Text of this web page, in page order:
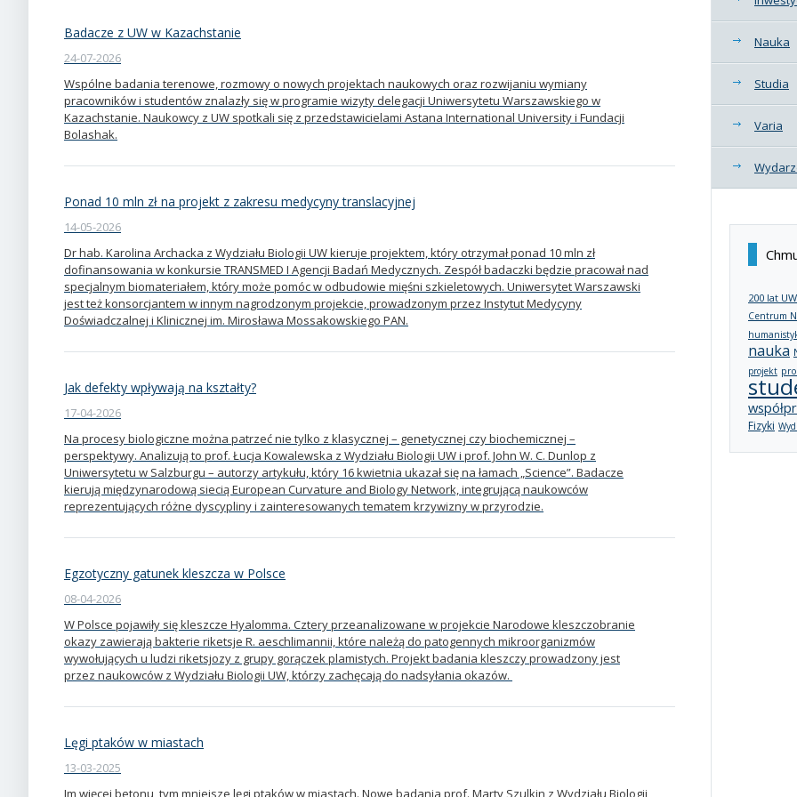
Badacze z UW w Kazachstanie
24-07-2026
Wspólne badania terenowe, rozmowy o nowych projektach naukowych oraz rozwijaniu wymiany
pracowników i studentów znalazły się w programie wizyty delegacji Uniwersytetu Warszawskiego w
Kazachstanie. Naukowcy z UW spotkali się z przedstawicielami Astana International University i Fundacji
Bolashak.
Ponad 10 mln zł na projekt z zakresu medycyny translacyjnej
14-05-2026
Dr hab. Karolina Archacka z Wydziału Biologii UW kieruje projektem, który otrzymał ponad 10 mln zł
dofinansowania w konkursie TRANSMED I Agencji Badań Medycznych. Zespół badaczki będzie pracował nad
specjalnym biomateriałem, który może pomóc w odbudowie mięśni szkieletowych. Uniwersytet Warszawski
jest też konsorcjantem w innym nagrodzonym projekcie, prowadzonym przez Instytut Medycyny
Doświadczalnej i Klinicznej im. Mirosława Mossakowskiego PAN.
Jak defekty wpływają na kształty?
17-04-2026
Na procesy biologiczne można patrzeć nie tylko z klasycznej – genetycznej czy biochemicznej –
perspektywy. Analizują to prof. Łucja Kowalewska z Wydziału Biologii UW i prof. John W. C. Dunlop z
Uniwersytetu w Salzburgu – autorzy artykułu, który 16 kwietnia ukazał się na łamach „Science”. Badacze
kierują międzynarodową siecią European Curvature and Biology Network, integrującą naukowców
reprezentujących różne dyscypliny i zainteresowanych tematem krzywizny w przyrodzie.
Egzotyczny gatunek kleszcza w Polsce
08-04-2026
W Polsce pojawiły się kleszcze Hyalomma. Cztery przeanalizowane w projekcie Narodowe kleszczobranie
okazy zawierają bakterie riketsje R. aeschlimannii, które należą do patogennych mikroorganizmów
wywołujących u ludzi riketsjozy z grupy gorączek plamistych. Projekt badania kleszczy prowadzony jest
przez naukowców z Wydziału Biologii UW, którzy zachęcają do nadsyłania okazów.
Lęgi ptaków w miastach
13-03-2025
Im więcej betonu, tym mniejsze lęgi ptaków w miastach. Nowe badania prof. Marty Szulkin z Wydziału Biologii
Nauka
Studia
Varia
200 lat UW
Centrum
nauka
projekt
Fizyki